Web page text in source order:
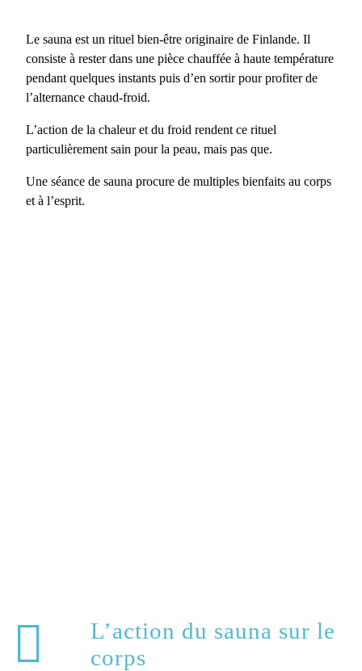
Le sauna est un rituel bien-être originaire de Finlande. Il
consiste à rester dans une pièce chauffée à haute température
pendant quelques instants puis d’en sortir pour profiter de
l’alternance chaud-froid.
L’action de la chaleur et du froid rendent ce rituel
particulièrement sain pour la peau, mais pas que.
Une séance de sauna procure de multiples bienfaits au corps
et à l’esprit.
L’action du sauna sur le
corps